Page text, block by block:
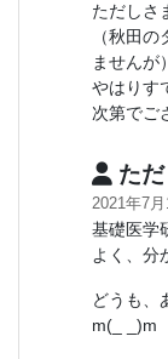
ただしさ
（秋田
ませんが
やはりす
次第でご
ただ
2021年7月
基礎医学
よく、分
どうも、
m(_ _)m